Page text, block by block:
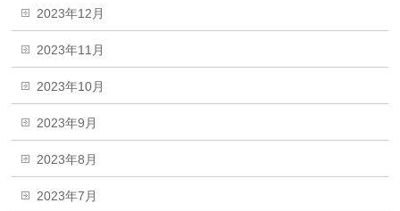
2023年12月
2023年11月
2023年10月
2023年9月
2023年8月
2023年7月